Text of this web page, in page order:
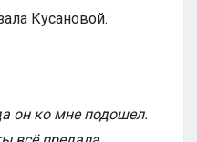
Кусановой.
он ко мне подошел.